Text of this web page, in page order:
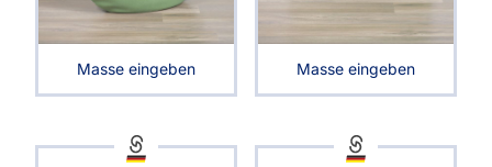
Masse eingeben Masse eingeben